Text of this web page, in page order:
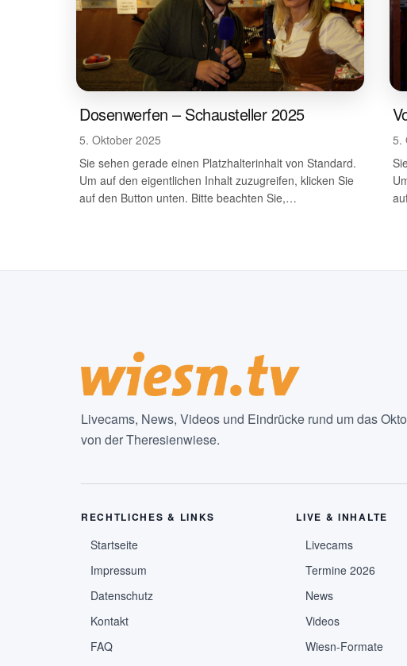
Dosenwerfen – Schausteller 2025
5. Oktober 2025
Sie sehen gerade einen Platzhalterinhalt von Standard.
Um auf den eigentlichen Inhalt zuzugreifen, klicken Sie
auf den Button unten. Bitte beachten Sie,…
5.
Livecams, News, Videos und Eindrücke rund um das
von der Theresienwiese.
RECHTLICHES & LINKS
Startseite
Impressum
Datenschutz
Kontakt
FAQ
LIVE & INHALTE
Livecams
Termine 2026
News
Videos
Wiesn-Formate